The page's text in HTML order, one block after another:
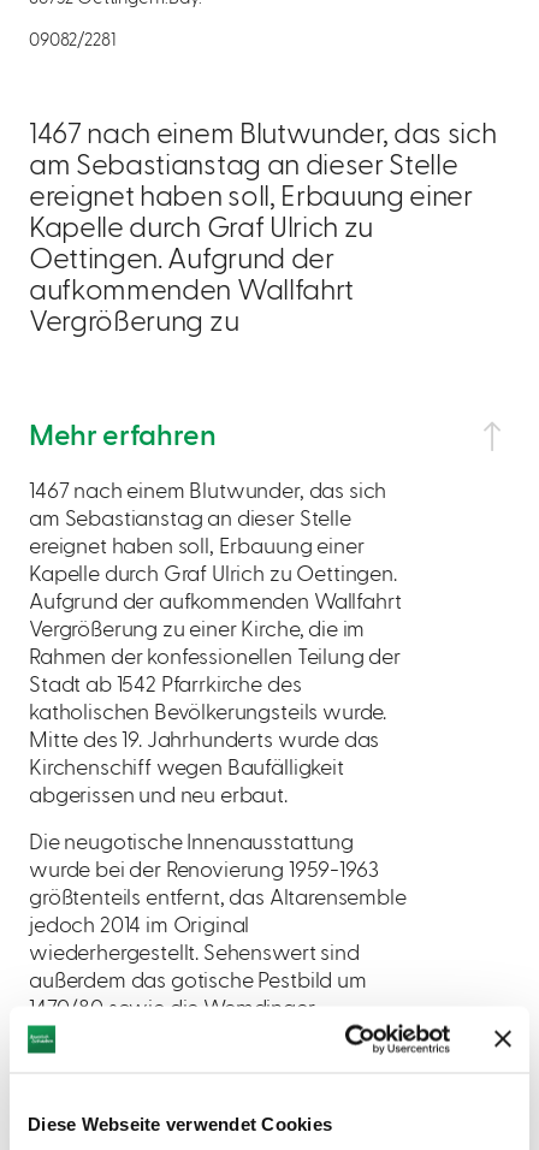
Diese Webseite verwendet Cookies
1467 nach einem Blutwunder, das sich
am Sebastianstag an dieser Stelle
ereignet haben soll, Erbauung einer
Kapelle durch Graf Ulrich zu
Oettingen. Aufgrund der
aufkommenden Wallfahrt
Vergrößerung zu
Mehr erfahren
1467 nach einem Blutwunder, das sich
am Sebastianstag an dieser Stelle
ereignet haben soll, Erbauung einer
Kapelle durch Graf Ulrich zu Oettingen.
Aufgrund der aufkommenden Wallfahrt
Vergrößerung zu einer Kirche, die im
Rahmen der konfessionellen Teilung der
Stadt ab 1542 Pfarrkirche des
katholischen Bevölkerungsteils wurde.
Mitte des 19. Jahrhunderts wurde das
Kirchenschiff wegen Baufälligkeit
abgerissen und neu erbaut.
Die neugotische Innenausstattung
wurde bei der Renovierung 1959-1963
größtenteils entfernt, das Altarensemble
jedoch 2014 im Original
wiederhergestellt. Sehenswert sind
außerdem das gotische Pestbild um
1470/80 sowie die Wemdinger
Pestkerzen in der Krypta.
09082/2281